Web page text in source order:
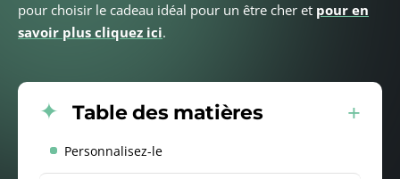
pour choisir le cadeau idéal pour un être cher et pour en
savoir plus cliquez ici.
Table des matières
Personnalisez-le